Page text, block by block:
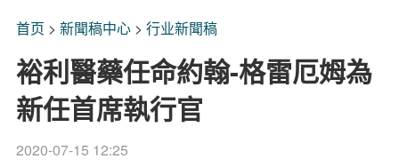
首页 > 新聞稿中心> 行业新聞稿
裕利醫藥任命約翰-格雷厄姆為
新任首席執行官
2020-07-15 12:25